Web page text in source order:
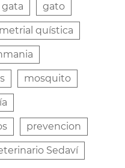
gata gato
quística
mosquito
prevencion
Sedaví